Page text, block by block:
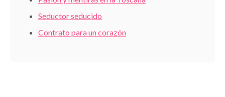
Seductor seducido
Contrato para un corazón